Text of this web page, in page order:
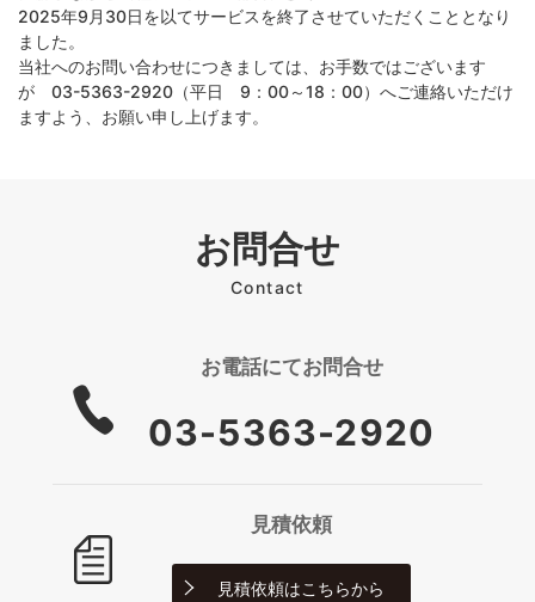
2025年9月30日を以てサービスを終了させていただくこととなり
ました。
当社へのお問い合わせにつきましては、お手数ではございます
が 03-5363-2920（平日 9：00～18：00）へご連絡いただけ
ますよう、お願い申し上げます。
お問合せ
Contact
お電話にてお問合せ
03-5363-2920
見積依頼
見積依頼はこちらから